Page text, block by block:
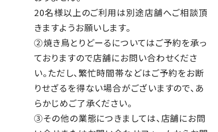
20名様以上のご利用は別途店舗へご相談頂
きますようお願いします。
②焼き鳥とりどーるについてはご予約を承っ
ておりますので店舗にお問い合わせくださ
い。ただし、繁忙時間帯などはご予約をお断
りせざるを得ない場合がございますので、あ
らかじめご了承ください。
③その他の業態につきましては、店舗にお問